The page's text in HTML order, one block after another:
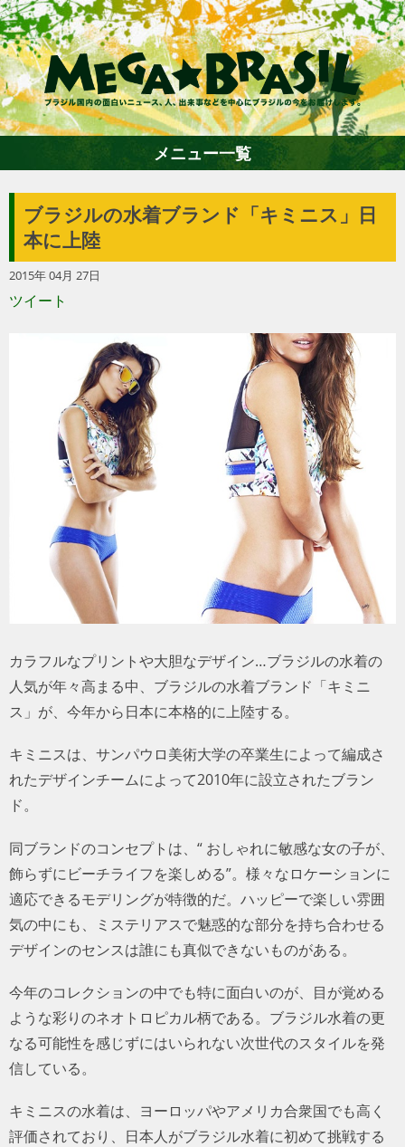
エンターテイメント
トラベル
サッカー
ビジネス
コラム
メニュー一覧
ブラジルの水着ブランド「キミニス」日
本に上陸
2015年 04月 27日
ツイート
カラフルなプリントや大胆なデザイン…ブラジルの水着の
人気が年々高まる中、ブラジルの水着ブランド「キミニ
ス」が、今年から日本に本格的に上陸する。
キミニスは、サンパウロ美術大学の卒業生によって編成さ
れたデザインチームによって2010年に設立されたブラン
ド。
同ブランドのコンセプトは、“ おしゃれに敏感な女の子が、
飾らずにビーチライフを楽しめる”。様々なロケーションに
適応できるモデリングが特徴的だ。ハッピーで楽しい雰囲
気の中にも、ミステリアスで魅惑的な部分を持ち合わせる
デザインのセンスは誰にも真似できないものがある。
今年のコレクションの中でも特に面白いのが、目が覚める
ような彩りのネオトロピカル柄である。ブラジル水着の更
なる可能性を感じずにはいられない次世代のスタイルを発
信している。
キミニスの水着は、ヨーロッパやアメリカ合衆国でも高く
評価されており、日本人がブラジル水着に初めて挑戦する